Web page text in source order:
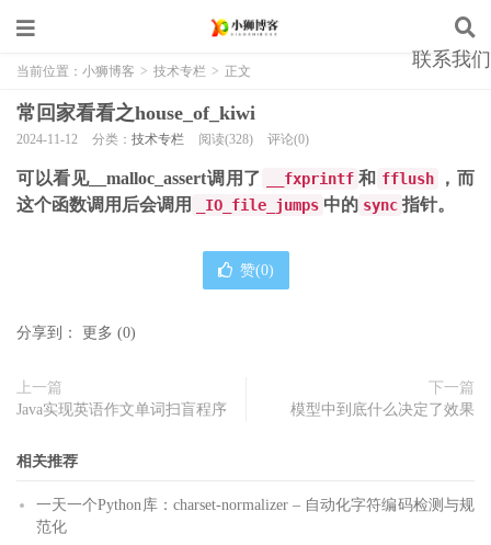
联系我们
当前位置： 小狮博客 > 技术专栏 > 正文
常回家看看之house_of_kiwi
2024-11-12 分类： 技术专栏 阅读(328) 评论(0)
可以看见__malloc_assert调用了 __fxprintf 和 fflush
，而
这个函数调用后会调用
_IO_file_jumps 中的 sync 指针。
赞(0)
分享到： 更多 (0)
上一篇
Java实现英语作文单词扫盲程序
下一篇
模型中到底什么决定了效果
相关推荐
一天一个Python库：charset-normalizer – 自动化字符编码检测与规
范化